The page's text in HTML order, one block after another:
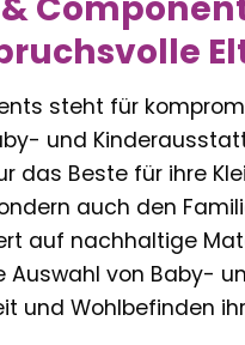
steht für
und
das Beste für ihre
auch den
auf nachhaltige
Auswahl von Baby-
und Wohlbefinden